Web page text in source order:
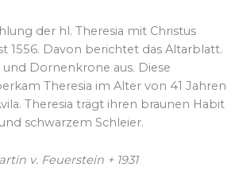
der hl. Theresia mit Christus
1556. Davon berichtet das Altarblatt.
Dornenkrone aus. Diese
Theresia im Alter von 41 Jahren
Theresia trägt ihren braunen Habit
schwarzem Schleier.
v. Feuerstein + 1931